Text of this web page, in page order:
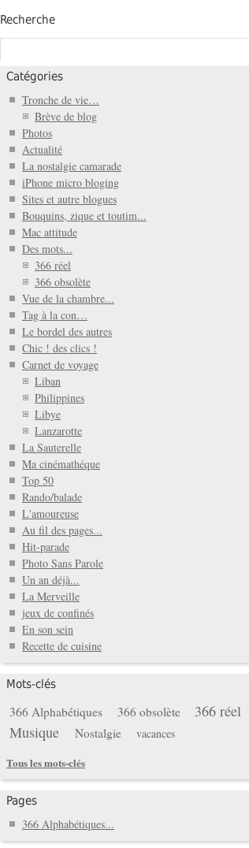
Recherche
Catégories
Tronche de vie…
Brève de blog
Photos
Actualité
La nostalgie camarade
iPhone micro bloging
Sites et autre blogues
Bouquins, zique et toutim...
Mac attitude
Des mots...
366 réel
366 obsolète
Vue de la chambre...
Tag à la con…
Le bordel des autres
Chic ! des clics !
Carnet de voyage
Liban
Philippines
Libye
Lanzarotte
La Sauterelle
Ma cinémathéque
Top 50
Rando/balade
L'amoureuse
Au fil des pages...
Hit-parade
Photo Sans Parole
Un an déjà...
La Merveille
jeux de confinés
En son sein
Recette de cuisine
Mots-clés
366 Alphabétiques 366 obsolète 366 réel
Musique Nostalgie
vacances
Tous les mots-clés
Pages
366 Alphabétiques...